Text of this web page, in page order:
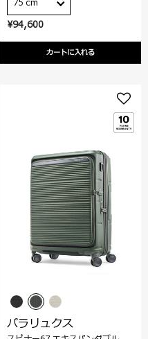
¥94,600
カートに入れる
75 cm
パラリュクス